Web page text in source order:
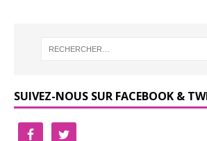
SUIVEZ-NOUS SUR FACEBOOK &